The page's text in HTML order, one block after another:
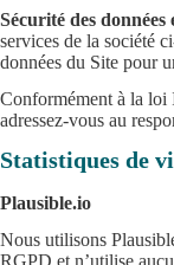
Sécurité des
services de la société
données du Site pour
Conformément à la loi
adressez-vous au
Statistiques de
Plausible.io
Nous utilisons
RGPD et n’utilise